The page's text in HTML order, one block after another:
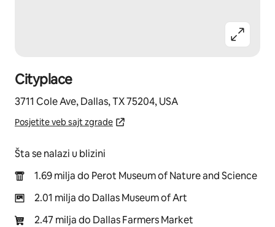
Cityplace
3711 Cole Ave, Dallas, TX 75204, USA
Posjetite veb sajt zgrade
Šta se nalazi u blizini
1.69 milja do Perot Museum of Nature and Science
2.01 milja do Dallas Museum of Art
2.47 milja do Dallas Farmers Market